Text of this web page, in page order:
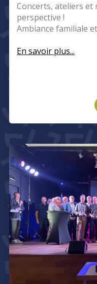
Concerts, ateliers et
perspective !
Ambiance familiale
En savoir plus...